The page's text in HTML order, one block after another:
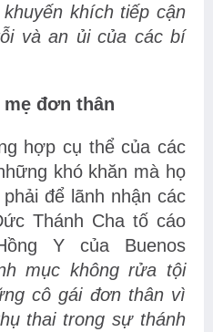
khích tiếp cận
và an ủi của các bí
đơn thân
hợp cụ thể của các
khó khăn mà họ
để lãnh nhận các
Thánh Cha tố cáo
Y của Buenos
mục không rửa tội
cô gái đơn thân vì
thai trong sự thánh